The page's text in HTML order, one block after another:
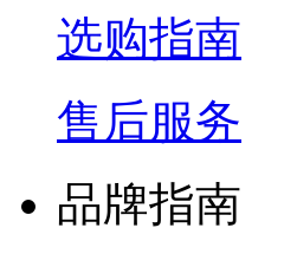
选购指南
售后服务
品牌指南